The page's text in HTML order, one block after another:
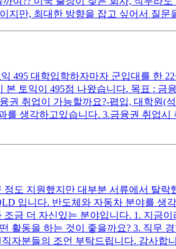
지만, 최대한 방향을 잡고 싶어서 질문
495 대학입학하자마자 군입대를 한
토익이 495점 나왔습니다. 목표 : 금
취업이 가능할까요?-폅입, 대학원(
생각하고있습니다. 3.금융권 취업
도 지원했지만 대부분 서류에서 탈
입니다. 반도체와 자동차 분야를 생
금 더 자신있는 분야입니다. 1. 지금
활동을 하는 것이 좋을까요? 3. 직무
자분들의 조언 부탁드립니다. 감사합